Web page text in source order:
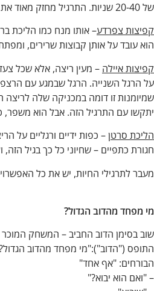
של 20-40 שניות. התרגיל מחזק מאוד את שרירי הרגליים והגו (גב ובטן), כך שתרומתו לשיפור היציבה היא משמעותית.
קפיצות צפרדע– אותו מנח כמו הליכת
הוא עובד על אותן קבוצות שרירים,
קפיצות איילה – מעין ריצה, אלא שכל
על הרגל השנייה. הרגל שבמגע עם
שמיומנות זו דומה במכניקה שלה לריצה
יתקשו עם התרגיל הזה. אבל הוא משפר,
הליכת סרטן – כפות ידיים ורגליים על
חגורת כתפיים – שחיוני כל כך בגיל הזה,
מעבר לתרגילי החיות, יש את כל
מי מפחד מהדוב הגדול?
שוב בסימן הדוב החביב – המשחק
התופס ("הדוב"):"מי מפחד מהדוב
הבורחים: "אף אחד"
– "ואם הוא יבוא?"